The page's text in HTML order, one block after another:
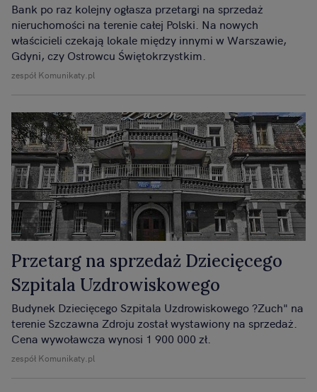
zespół Komunikaty.pl
Bank po raz kolejny ogłasza przetargi na sprzedaż
nieruchomości na terenie całej Polski. Na nowych
właścicieli czekają lokale między innymi w Warszawie,
Gdyni, czy Ostrowcu Świętokrzystkim.
Przetarg na sprzedaż Dziecięcego
Szpitala Uzdrowiskowego
zespół Komunikaty.pl
Budynek Dziecięcego Szpitala Uzdrowiskowego ?Zuch" na
terenie Szczawna Zdroju został wystawiony na sprzedaż.
Cena wywoławcza wynosi 1 900 000 zł.